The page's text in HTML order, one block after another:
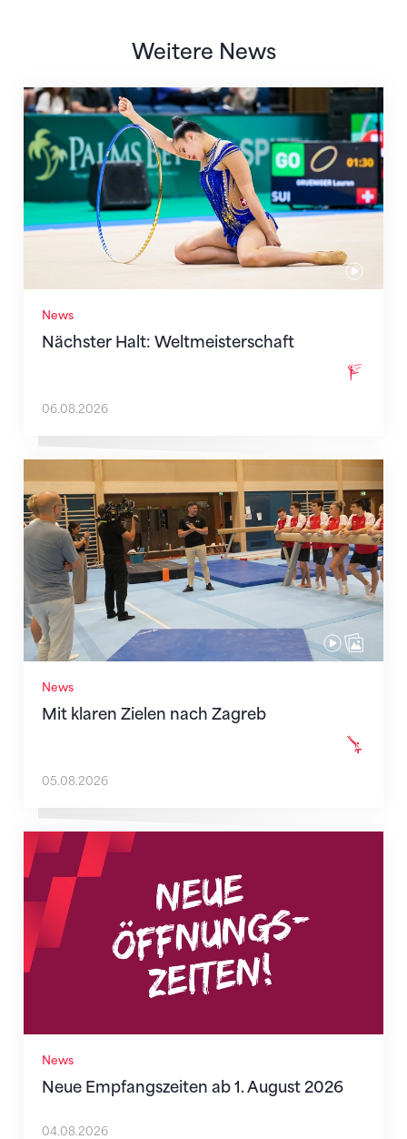
Weitere News
News
Nächster Halt: Weltmeisterschaft
Nächster Halt: Weltmeisterschaft
06.08.2026
News
Mit klaren Zielen nach Zagreb
Mit klaren Zielen nach Zagreb
05.08.2026
News
Neue Empfangszeiten ab 1. August 2026
Neue Empfangszeiten ab 1. August 2026
04.08.2026